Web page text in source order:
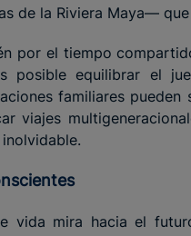
de la Riviera Maya—
por el tiempo
posible equilibrar el
familiares
viajes
vida mira hacia el